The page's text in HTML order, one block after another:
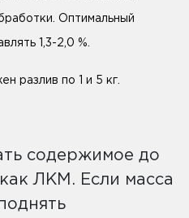
Оптимальный
1,3-2,0 %.
разлив по 1 и 5 кг.
содержимое до
ЛКМ. Если масса